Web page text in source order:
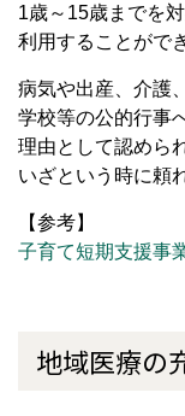
1歳～15歳までを
利用することがで
病気や出産、介護
学校等の公的行事
理由として認めら
いざという時に頼
【参考】
子育て短期支援事
地域医療の